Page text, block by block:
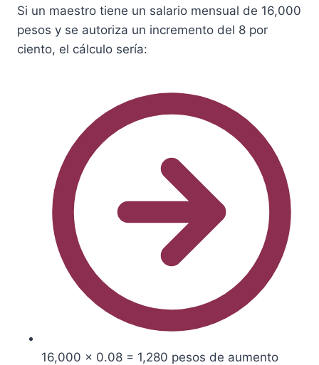
Si un maestro tiene un salario mensual de 16,000
pesos y se autoriza un incremento del 8 por
ciento, el cálculo sería:
16,000 × 0.08 = 1,280 pesos de aumento